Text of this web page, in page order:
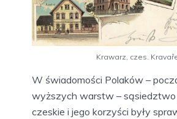
Krawarz, czes.
W świadomości Polaków –
wyższych warstw – sąsiedztwo
czeskie i jego korzyści były